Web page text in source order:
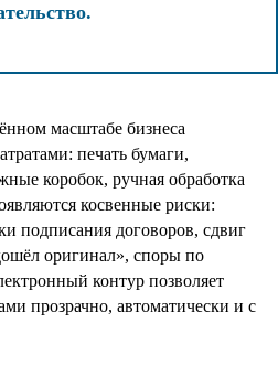
масштабе бизнеса
печать бумаги,
коробок, ручная обработка
косвенные риски:
подписания договоров, сдвиг
оригинал», споры по
контур позволяет
прозрачно, автоматически и с